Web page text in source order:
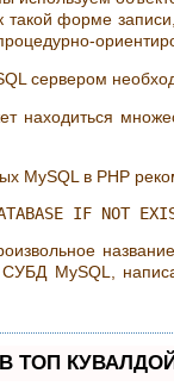
форме
сервером
находиться
MySQL в PHP
СУБД MySQL,
ТОП КУВАЛДОЙ